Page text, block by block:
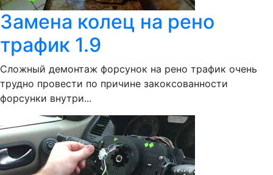
Замена колец на рено
трафик 1.9
Сложный демонтаж форсунок на рено трафик очень
трудно провести по причине закоксованности
форсунки внутри...